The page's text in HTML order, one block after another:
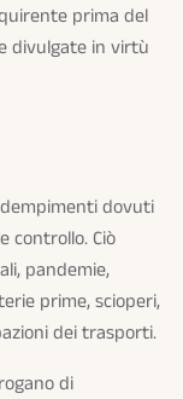
prima del
divulgate in virtù
dovuti
controllo. Ciò
pandemie,
prime, scioperi,
dei trasporti.
di